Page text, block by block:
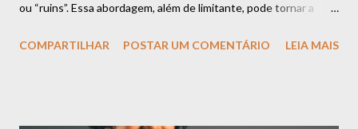
ou “ruins”. Essa abordagem, além de limitante, pode tornar a
que uma alimentação equilibrada vai muito além dessas
COMPARTILHAR POSTAR UM COMENTÁRIO LEIA MAIS